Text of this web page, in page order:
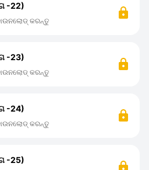
-22)
କରନ୍ତୁ
-23)
କରନ୍ତୁ
-24)
କରନ୍ତୁ
-25)